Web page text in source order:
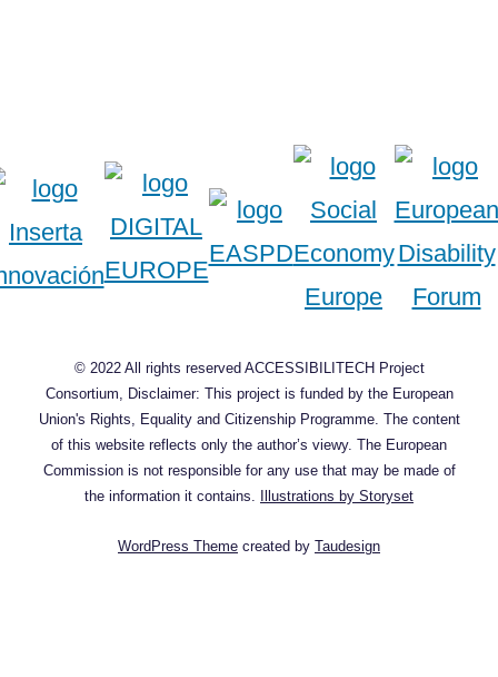
© 2022 All rights reserved ACCESSIBILITECH Project
Consortium, Disclaimer: This project is funded by the European
Union's Rights, Equality and Citizenship Programme. The content
of this website reflects only the author’s viewy. The European
Commission is not responsible for any use that may be made of
the information it contains.
Illustrations by Storyset
WordPress Theme created by Taudesign